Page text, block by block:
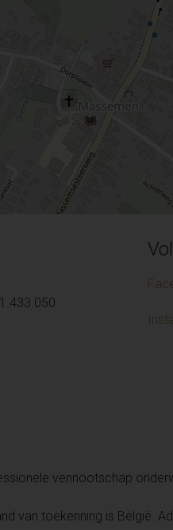
vennootschap
van toekenning is België.